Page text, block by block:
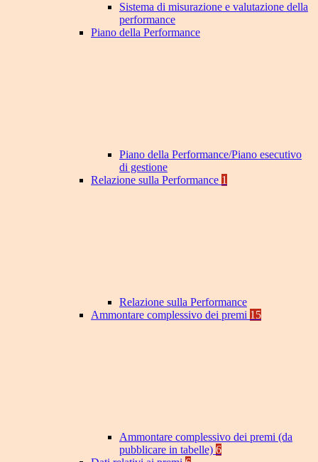
Sistema di misurazione e valutazione della
performance
Piano della Performance
Piano della Performance/Piano esecutivo
di gestione
Relazione sulla Performance 1
Relazione sulla Performance
Ammontare complessivo dei premi 15
Ammontare complessivo dei premi (da
pubblicare in tabelle) 6